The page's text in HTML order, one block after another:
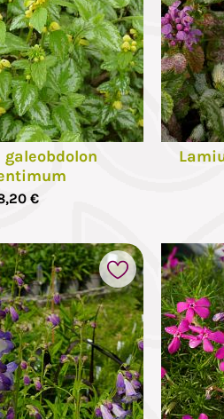
€
Ajouter à mes favoris